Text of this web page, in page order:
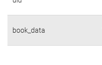
book_data